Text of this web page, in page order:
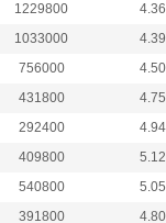
1229800
1033000
756000
431800
292400
409800
540800
391800